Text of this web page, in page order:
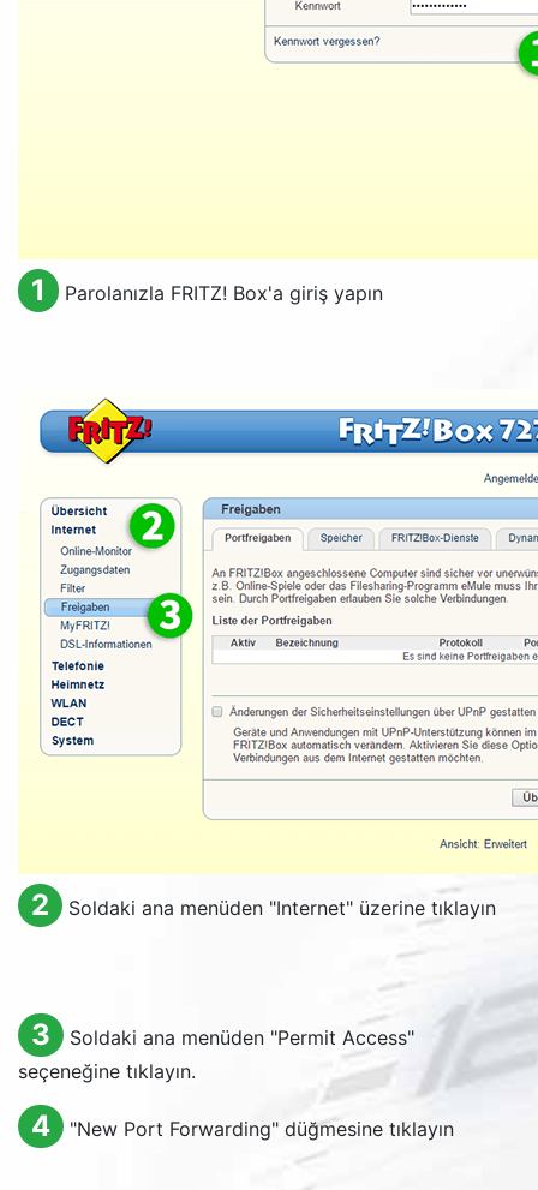
1 Parolanızla FRITZ! Box'a giriş yapın
2 Soldaki ana menüden "Internet" üzerine tıklayın
3 Soldaki ana menüden "Permit Access"
seçeneğine tıklayın.
4 "New Port Forwarding" düğmesine tıklayın